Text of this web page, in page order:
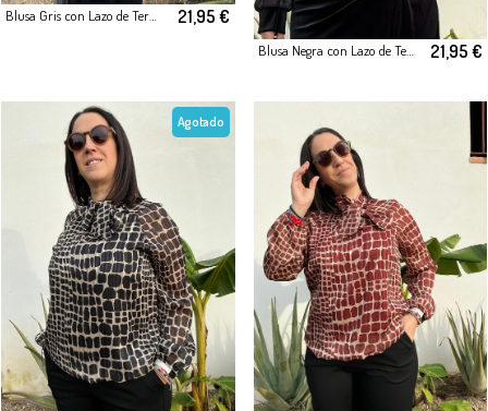
21,95 €
Blusa Negra con Lazo de Terciopelo 21,95 €
Agotado